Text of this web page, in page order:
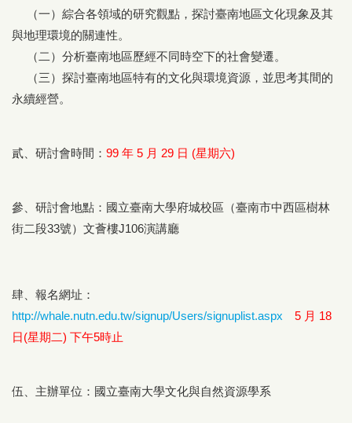
（一）綜合各領域的研究觀點，探討臺南地區文化現象及其
與地理環境的關連性。
（二）分析臺南地區歷經不同時空下的社會變遷。
（三）探討臺南地區特有的文化與環境資源，並思考其間的
永續經營。
貳、研討會時間： 99 年 5 月 29 日 (星期六)
參、研討會地點：國立臺南大學府城校區（臺南市中西區樹林
街二段33號）文薈樓J106演講廳
肆、報名網址：
http://whale.nutn.edu.tw/signup/Users/signuplist.aspx
5 月 18
日(星期二) 下午5時止
伍、主辦單位：國立臺南大學文化與自然資源學系